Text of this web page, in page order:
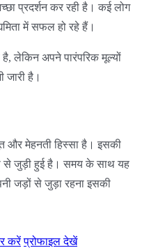
प्रदर्शन कर रही है। कई लोग
में सफल हो रहे हैं।
लेकिन अपने पारंपरिक मूल्यों
है।
और मेहनती हिस्सा है। इसकी
से जुड़ी हुई है। समय के साथ यह
जड़ों से जुड़ा रहना इसकी
करें प्रोफाइल देखें